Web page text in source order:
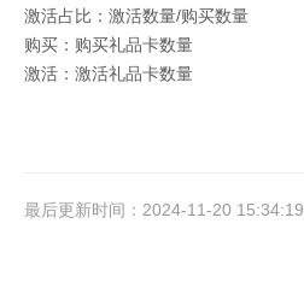
激活占比：激活数量/购买数量
购买：购买礼品卡数量
激活：激活礼品卡数量
最后更新时间：2024-11-20 15:34:19